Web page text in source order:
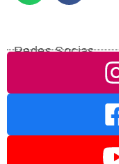
Redes Socias